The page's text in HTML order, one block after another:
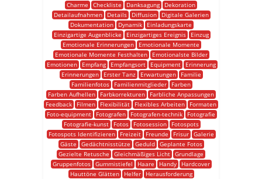
Charme
Checkliste Danksagung
Dekoration
Detailaufnahmen
Details Diffusion
Digitale Galerien
Dokumentation
Dynamik
Einladungskarte
Einzigartige Augenblicke
Einzigartiges Ereignis
Einzug
Emotionale Erinnerungen
Emotionale Momente
Emotionale Momente Festhalten
Emotionalste Bilder
Emotionen
Empfang Empfangsort Equipment
Erinnerung
Erinnerungen
Erster Tanz Erwartungen
Familie
Familienfotos
Familienmitglieder
Farben
Farben Aufhellen
Farbkorrekturen
Farbliche Anpassungen
Feedback
Filmen Flexibilität Flexibles Arbeiten
Formaten
Foto-equipment
Fotografen Fotografen-technik
Fotografie
Fotografie-kunst
Fotos Fotosession
Fotospots
Fotospots Identifizieren
Freizeit Freunde Frisur
Galerie
Gäste
Gedächtnisstütze Geduld
Geplante Fotos
Gezielte Retusche
Gleichmäßiges Licht Grundlage
Gruppenfotos
Gummistiefel Haare Handy
Hardcover
Hauttöne Glätten
Helfer
Herausforderung